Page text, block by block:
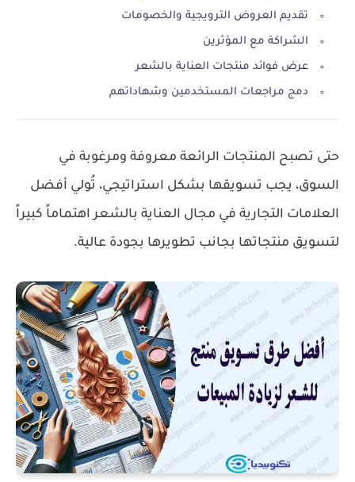
تقديم العروض الترويجية والخصومات
الشراكة مع المؤثرين
عرض فوائد منتجات العناية بالشعر
دمج مراجعات المستخدمين وشهاداتهم
حتى تصبح المنتجات الرائعة معروفة ومرغوبة في
السوق، يجب تسويقها بشكل استراتيجي، تُولي أفضل
العلامات التجارية في مجال العناية بالشعر اهتماماً كبيراً
لتسويق منتجاتها بجانب تطويرها بجودة عالية.